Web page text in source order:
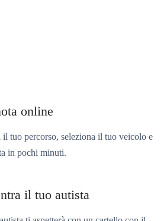
online
il tuo percorso, seleziona il tuo veicolo e
in pochi minuti.
il tuo autista